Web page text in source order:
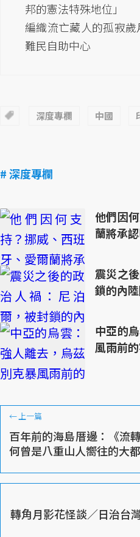
邦的憲法特殊地位」
編織流亡藏人的孤寂
難民自助中心
深度專欄 中國
# 深度專欄
他們因
蘭將承
震災之
鎖的內
中亞的
風雨前
←上一篇
百年前的海島厝邊：《流
何曾是八重山人嚮往的大
轉角月影花怪談／日治台